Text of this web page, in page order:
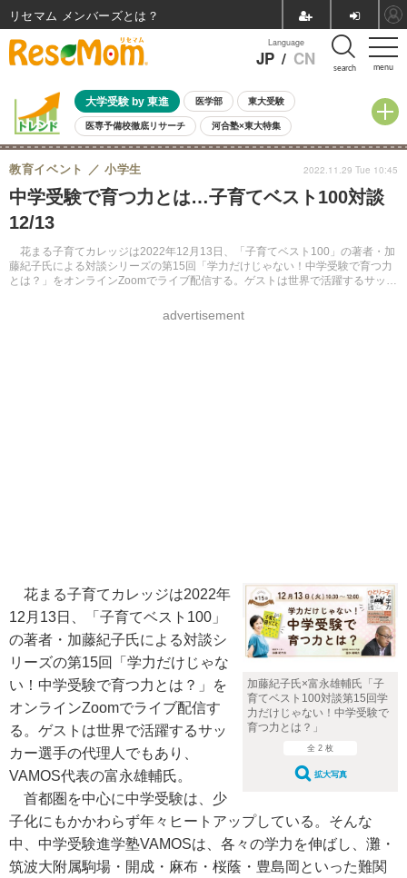
menu
Language
JP / CN search
大学受験 by 東進 医学部 東大受験
医専予備校徹底リサーチ 河合塾×東大特集
親子で考える大学選び 高校受験 中学受験 小学校受験
共通テスト 夏休み
8月開催イベント・WS 全国公立高校 過去問 人気記事
自由研究教材（小学生向け）
中学受験で育つ力とは…子育てベスト100対談
12/13
花まる子育てカレッジは2022年12月13日、「子育てベスト100」の著者・加
藤紀子氏による対談シリーズの第15回「学力だけじゃない！中学受験で育つ力
とは？」をオンラインZoomでライブ配信する。ゲストは世界で活躍するサッカ
教育イベント 小学生
advertisement
2022.11.29 Tue 10:45
加藤紀子氏×富永雄輔氏「子
育てベスト100対談第15回学
力だけじゃない！中学受験で
育つ力とは？」
全 2 枚
拡大写真
花まる子育てカレッジは2022年
12月13日、「子育てベスト100」
の著者・加藤紀子氏による対談シ
リーズの第15回「学力だけじゃな
い！中学受験で育つ力とは？」を
オンラインZoomでライブ配信す
る。ゲストは世界で活躍するサッ
カー選手の代理人でもあり、
VAMOS代表の富永雄輔氏。
首都圏を中心に中学受験は、少
子化にもかかわらず年々ヒートアップしている。そんな
中、中学受験進学塾VAMOSは、各々の学力を伸ばし、灘・
筑波大附属駒場・開成・麻布・桜蔭・豊島岡といった難関
リセマム メンバーズ